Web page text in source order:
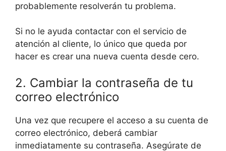
probablemente resolverán tu problema.
Si no le ayuda contactar con el servicio de
atención al cliente, lo único que queda por
hacer es crear una nueva cuenta desde cero.
2. Cambiar la contraseña de tu
correo electrónico
Una vez que recupere el acceso a su cuenta de
correo electrónico, deberá cambiar
inmediatamente su contraseña. Asegúrate de